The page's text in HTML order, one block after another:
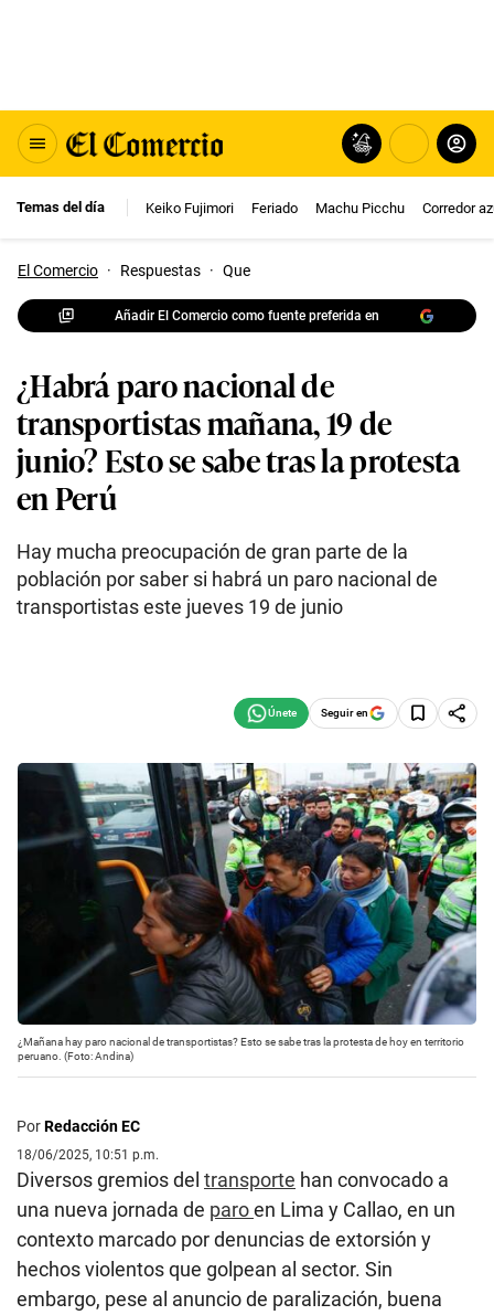
Temas del día Keiko Fujimori Feriado Machu Picchu Corredor
El Comercio · Respuestas · Que
Añadir El Comercio como fuente preferida en
¿Habrá paro nacional de
transportistas mañana, 19 de
junio? Esto se sabe tras la protesta
en Perú
Hay mucha preocupación de gran parte de la
población por saber si habrá un paro nacional de
transportistas este jueves 19 de junio
Seguir en
¿Mañana hay paro nacional de transportistas? Esto se sabe tras la protesta de hoy en territorio
peruano. (Foto: Andina)
PorRedacción EC
18/06/2025, 10:51 p.m.
Diversos gremios del transporte han convocado a
una nueva jornada de paroen Lima y Callao, en un
contexto marcado por denuncias de extorsión y
hechos violentos que golpean al sector. Sin
embargo, pese al anuncio de paralización, buena